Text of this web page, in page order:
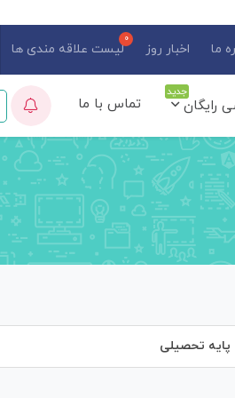
ما اخبار روز لیست علاقه مندی ها
رایگان
جدید
تماس با ما
پایه تحصیلی